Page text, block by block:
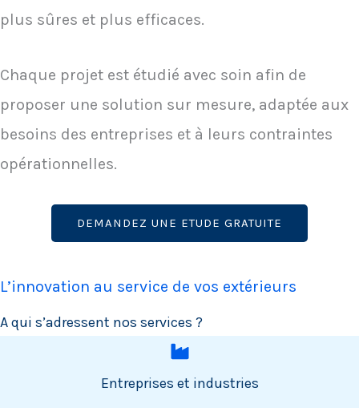
plus sûres et plus efficaces.
Chaque projet est étudié avec soin afin de
proposer une solution sur mesure, adaptée aux
besoins des entreprises et à leurs contraintes
opérationnelles.
DEMANDEZ UNE ETUDE GRATUITE
L’innovation au service de vos extérieurs
A qui s’adressent nos services ?
Entreprises et industries